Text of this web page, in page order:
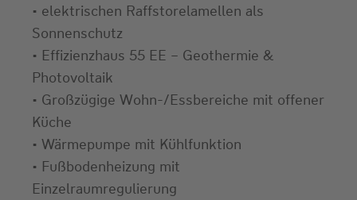
• elektrischen Raffstorelamellen als
Sonnenschutz
• Effizienzhaus 55 EE – Geothermie &
Photovoltaik
• Großzügige Wohn-/Essbereiche mit offener
Küche
• Wärmepumpe mit Kühlfunktion
• Fußbodenheizung mit
Einzelraumregulierung